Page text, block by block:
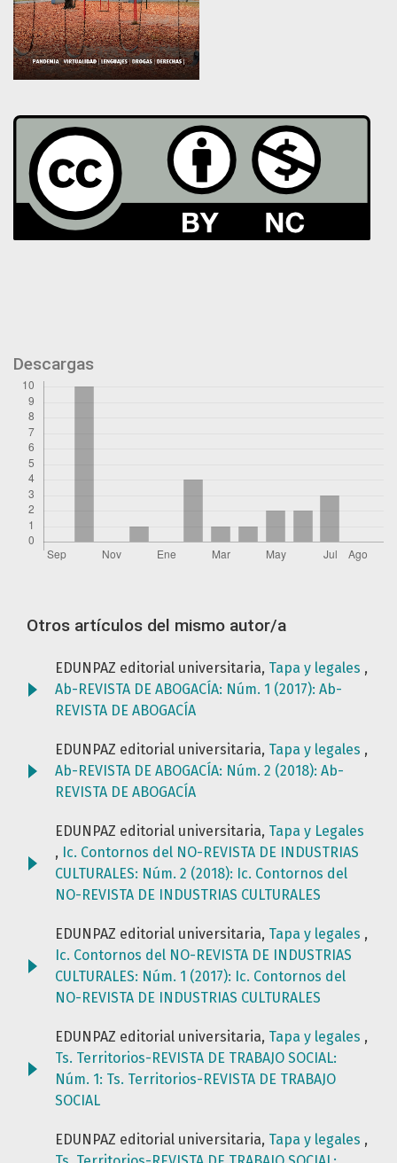
Descargas
Otros artículos del mismo autor/a
EDUNPAZ editorial universitaria, Tapa y legales ,
Ab-REVISTA DE ABOGACÍA: Núm. 1 (2017): Ab-
REVISTA DE ABOGACÍA
EDUNPAZ editorial universitaria, Tapa y legales ,
Ab-REVISTA DE ABOGACÍA: Núm. 2 (2018): Ab-
REVISTA DE ABOGACÍA
EDUNPAZ editorial universitaria, Tapa y Legales
, Ic. Contornos del NO-REVISTA DE INDUSTRIAS
CULTURALES: Núm. 2 (2018): Ic. Contornos del
NO-REVISTA DE INDUSTRIAS CULTURALES
EDUNPAZ editorial universitaria, Tapa y legales ,
Ic. Contornos del NO-REVISTA DE INDUSTRIAS
CULTURALES: Núm. 1 (2017): Ic. Contornos del
NO-REVISTA DE INDUSTRIAS CULTURALES
EDUNPAZ editorial universitaria, Tapa y legales ,
Ts. Territorios-REVISTA DE TRABAJO SOCIAL:
Núm. 1: Ts. Territorios-REVISTA DE TRABAJO
SOCIAL
EDUNPAZ editorial universitaria, Tapa y legales ,